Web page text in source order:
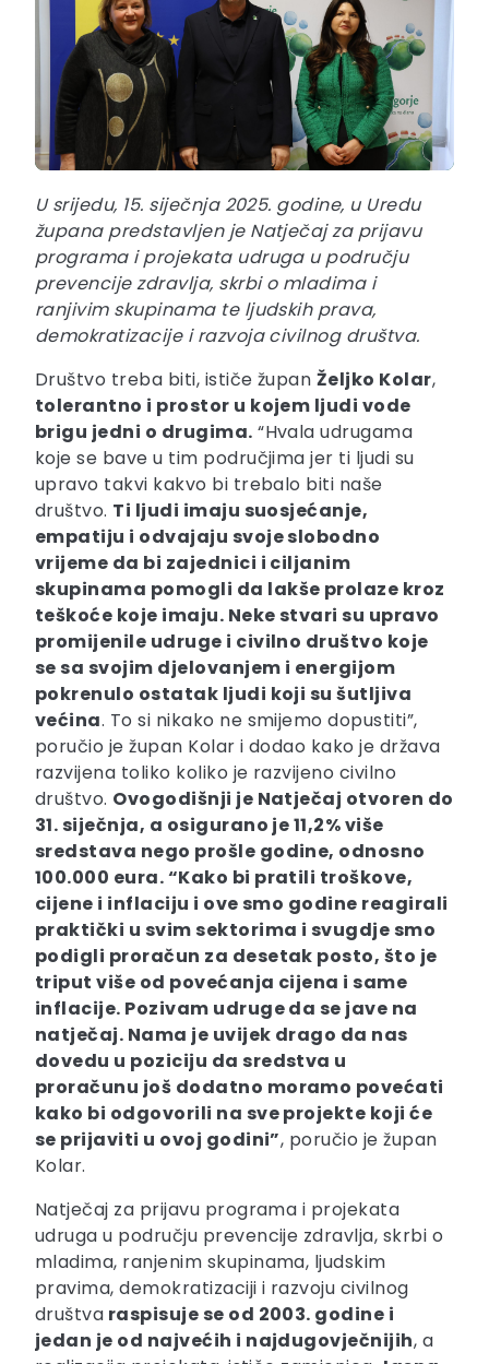
U srijedu, 15. siječnja 2025. godine, u Uredu
župana predstavljen je Natječaj za prijavu
programa i projekata udruga u području
prevencije zdravlja, skrbi o mladima i
ranjivim skupinama te ljudskih prava,
demokratizacije i razvoja civilnog društva.
Društvo treba biti, ističe župan Željko Kolar,
tolerantno i prostor u kojem ljudi vode
brigu jedni o drugima. “Hvala udrugama
koje se bave u tim područjima jer ti ljudi su
upravo takvi kakvo bi trebalo biti naše
društvo. Ti ljudi imaju suosjećanje,
empatiju i odvajaju svoje slobodno
vrijeme da bi zajednici i ciljanim
skupinama pomogli da lakše prolaze kroz
teškoće koje imaju. Neke stvari su upravo
promijenile udruge i civilno društvo koje
se sa svojim djelovanjem i energijom
pokrenulo ostatak ljudi koji su šutljiva
većina. To si nikako ne smijemo dopustiti”,
poručio je župan Kolar i dodao kako je država
razvijena toliko koliko je razvijeno civilno
društvo. Ovogodišnji je Natječaj otvoren do
31. siječnja, a osigurano je 11,2% više
sredstava nego prošle godine, odnosno
100.000 eura. “Kako bi pratili troškove,
cijene i inflaciju i ove smo godine reagirali
praktički u svim sektorima i svugdje smo
podigli proračun za desetak posto, što je
triput više od povećanja cijena i same
inflacije. Pozivam udruge da se jave na
natječaj. Nama je uvijek drago da nas
dovedu u poziciju da sredstva u
proračunu još dodatno moramo povećati
kako bi odgovorili na sve projekte koji će
se prijaviti u ovoj godini”, poručio je župan
Kolar.
Natječaj za prijavu programa i projekata
udruga u području prevencije zdravlja, skrbi o
mladima, ranjenim skupinama, ljudskim
pravima, demokratizaciji i razvoju civilnog
društva raspisuje se od 2003. godine i
jedan je od najvećih i najdugovječnijih, a